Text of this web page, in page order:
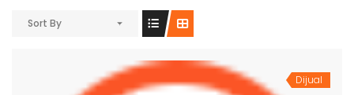
Sort By
Dijual